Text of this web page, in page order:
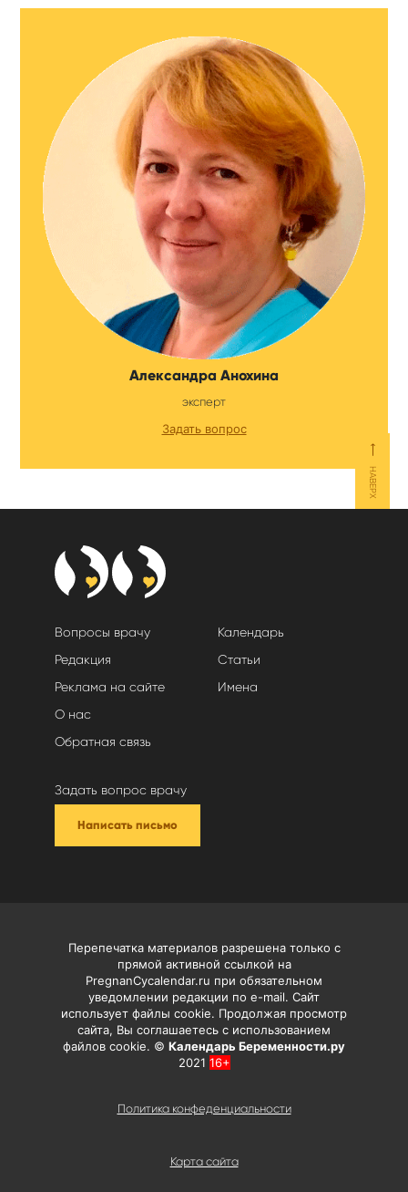
Александра Анохина
эксперт
Задать вопрос
⟵
НАВЕРХ
Вопросы врачу
Редакция
Реклама на сайте
О нас
Обратная связь
Календарь
Статьи
Имена
Задать вопрос врачу
Написать письмо
Карта сайта
Перепечатка материалов разрешена только с
прямой активной ссылкой на
PregnanCycalendar.ru при обязательном
уведомлении редакции по e-mail. Сайт
использует файлы cookie. Продолжая просмотр
сайта, Вы соглашаетесь с использованием
файлов cookie. © Календарь Беременности.ру
2021 16+
Политика конфеденциальности